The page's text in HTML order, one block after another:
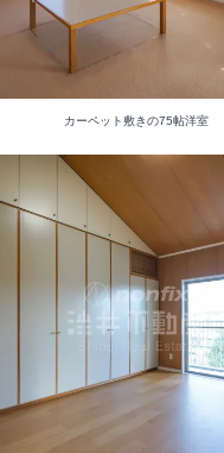
カーペット敷きの75帖洋室